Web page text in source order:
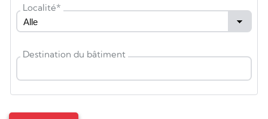
Localité*
Destination du bâtiment